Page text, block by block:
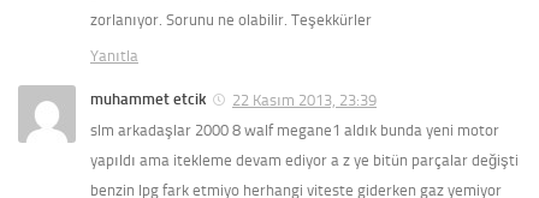
zorlanıyor. Sorunu ne olabilir. Teşekkürler
Yanıtla
muhammet etcik
22 Kasım 2013, 23:39
slm arkadaşlar 2000 8 walf megane1 aldık bunda yeni motor
yapıldı ama itekleme devam ediyor a z ye bitün parçalar değişti
benzin lpg fark etmiyo herhangi viteste giderken gaz yemiyor